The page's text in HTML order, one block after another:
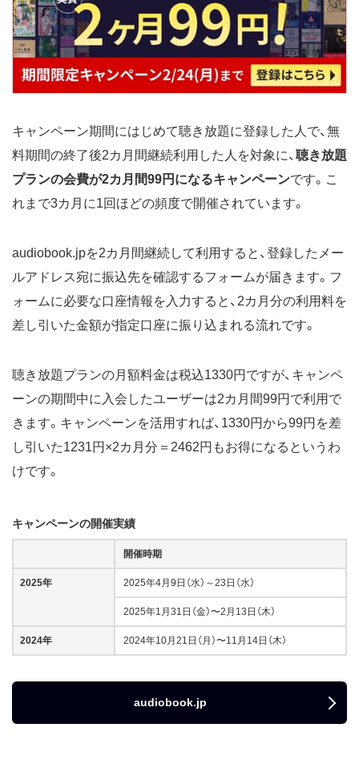
キャンペーン期間にはじめて聴き放題に登録した人で、無
料期間の終了後2カ月間継続利用した人を対象に、 聴き放題
プランの会費が2カ月間99円になるキャンペーンです。こ
れまで3カ月に1回ほどの頻度で開催されています。
audiobook.jpを2カ月間継続して利用すると、登録したメー
ルアドレス宛に振込先を確認するフォームが届きます。フ
ォームに必要な口座情報を入力すると、2カ月分の利用料を
差し引いた金額が指定口座に振り込まれる流れです。
聴き放題プランの月額料金は税込1330円ですが、キャンペ
ーンの期間中に入会したユーザーは2カ月間99円で利用で
きます。キャンペーンを活用すれば、1330円から99円を差
し引いた1231円×2カ月分＝2462円もお得になるというわ
けです。
キャンペーンの開催実績
開催時期
2025年 2025年4月9日（水）～23日（水）
2025年1月31日（金）〜2月13日（木）
2024年 2024年10月21日（月）〜11月14日（木）
audiobook.jp